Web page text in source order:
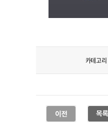
카테고리